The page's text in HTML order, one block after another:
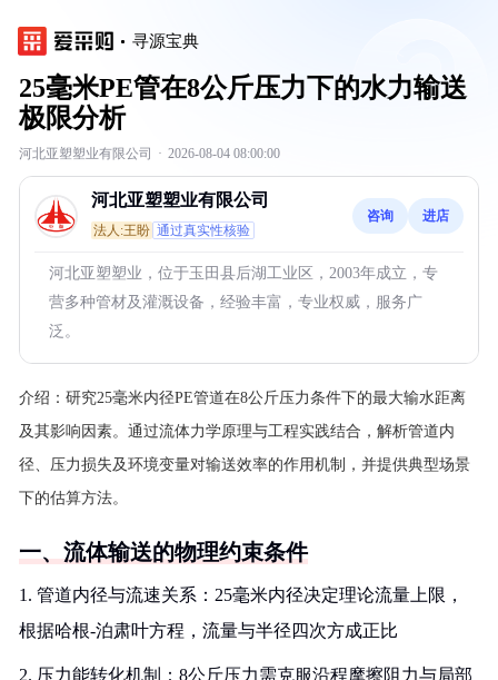
寻源宝典
25毫米PE管在8公斤压力下的水力输送
极限分析
河北亚塑塑业有限公司 · 2026-08-04 08:00:00
河北亚塑塑业有限公司
法人:王盼 通过真实性核验
咨询 进店
河北亚塑塑业，位于玉田县后湖工业区，2003年成立，专
营多种管材及灌溉设备，经验丰富，专业权威，服务广
泛。
介绍： 研究25毫米内径PE管道在8公斤压力条件下的最大输水距离
及其影响因素。通过流体力学原理与工程实践结合，解析管道内
径、压力损失及环境变量对输送效率的作用机制，并提供典型场景
下的估算方法。
一、流体输送的物理约束条件
1. 管道内径与流速关系：25毫米内径决定理论流量上限，
根据哈根-泊肃叶方程，流量与半径四次方成正比
2. 压力能转化机制：8公斤压力需克服沿程摩擦阻力与局部